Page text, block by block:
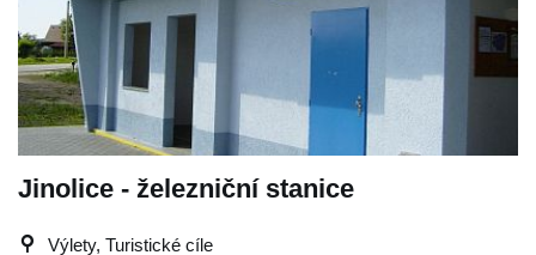
Jinolice - železniční stanice
Výlety, Turistické cíle